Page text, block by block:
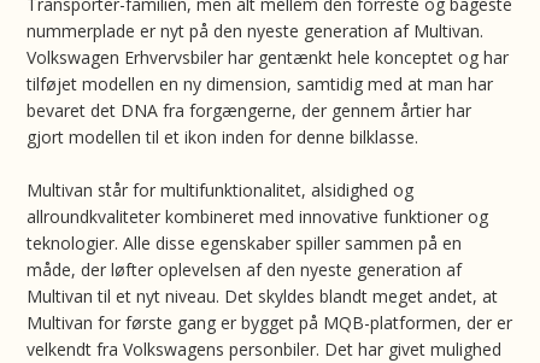
nummerplade er nyt på den nyeste generation af Multivan.
Volkswagen Erhvervsbiler har gentænkt hele konceptet og har
tilføjet modellen en ny dimension, samtidig med at man har
bevaret det DNA fra forgængerne, der gennem årtier har
gjort modellen til et ikon inden for denne bilklasse.
Multivan står for multifunktionalitet, alsidighed og
allroundkvaliteter kombineret med innovative funktioner og
teknologier. Alle disse egenskaber spiller sammen på en
måde, der løfter oplevelsen af den nyeste generation af
Multivan til et nyt niveau. Det skyldes blandt meget andet, at
Multivan for første gang er bygget på MQB-platformen, der er
velkendt fra Volkswagens personbiler. Det har givet mulighed